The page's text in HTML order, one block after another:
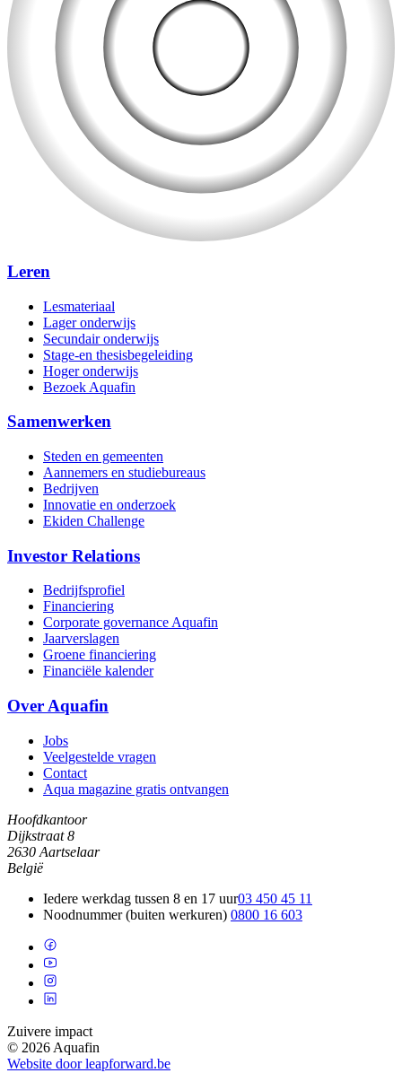
Leren
Lesmateriaal
Lager onderwijs
Secundair onderwijs
Stage-en thesisbegeleiding
Hoger onderwijs
Bezoek Aquafin
Samenwerken
Steden en gemeenten
Aannemers en studiebureaus
Bedrijven
Innovatie en onderzoek
Ekiden Challenge
Investor Relations
Bedrijfsprofiel
Financiering
Corporate governance Aquafin
Jaarverslagen
Groene financiering
Financiële kalender
Over Aquafin
Jobs
Veelgestelde vragen
Contact
Aqua magazine gratis ontvangen
Hoofdkantoor
Dijkstraat 8
2630 Aartselaar
België
Iedere werkdag tussen 8 en 17 uur03 450 45 11
Noodnummer (buiten werkuren) 0800 16 603
Zuivere impact
© 2026 Aquafin
Website door leapforward.be